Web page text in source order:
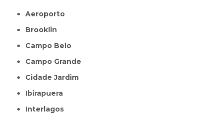
Aeroporto
Brooklin
Campo Belo
Campo Grande
Cidade Jardim
Ibirapuera
Interlagos